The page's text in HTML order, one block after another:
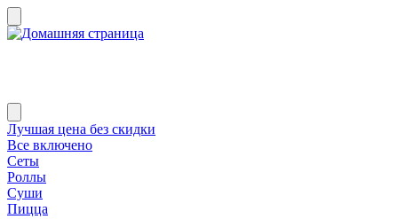
Лучшая цена без скидки
Все включено
Сеты
Роллы
Суши
Пицца